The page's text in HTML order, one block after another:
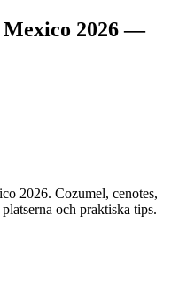
2026 —
2026. Cozumel, cenotes,
och praktiska tips.